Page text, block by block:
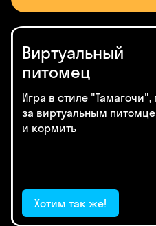
Виртуальный
питомец
Игра в стиле
за виртуальным
и кормить
Хотим так же!